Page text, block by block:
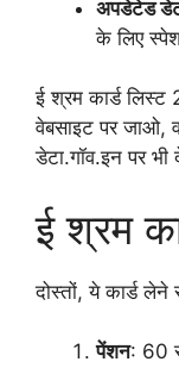
अपडेटेड
के लिए
ई श्रम कार्ड
वेबसाइट पर जाओ,
डेटा.गॉव.इन पर
ई श्रम
दोस्तों, ये कार्ड लेने
पेंशन: 60